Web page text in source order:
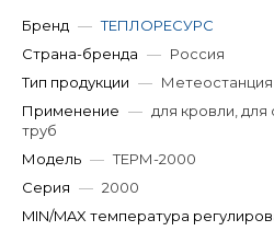
Бренд — ТЕПЛОРЕСУРС
Страна-бренда — Россия
Тип продукции — Метеостанция
Применение — для кровли,
труб
Модель — ТЕРМ-2000
Серия — 2000
MIN/MAX температура